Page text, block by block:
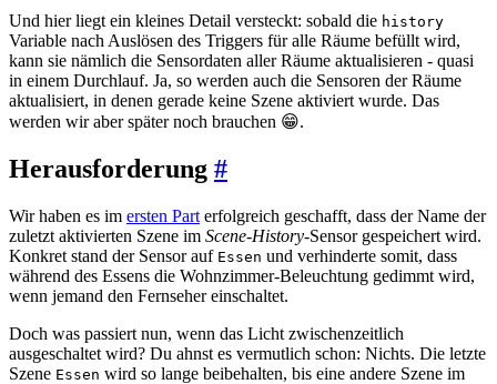
Und hier liegt ein kleines Detail versteckt: sobald die history
Variable nach Auslösen des Triggers für alle Räume befüllt wird,
kann sie nämlich die Sensordaten aller Räume aktualisieren - quasi
in einem Durchlauf. Ja, so werden auch die Sensoren der Räume
aktualisiert, in denen gerade keine Szene aktiviert wurde. Das
werden wir aber später noch brauchen 😁.
Herausforderung #
Wir haben es im ersten Part erfolgreich geschafft, dass der Name der
zuletzt aktivierten Szene im Scene-History-Sensor gespeichert wird.
Konkret stand der Sensor auf Essen und verhinderte somit, dass
während des Essens die Wohnzimmer-Beleuchtung gedimmt wird,
wenn jemand den Fernseher einschaltet.
Doch was passiert nun, wenn das Licht zwischenzeitlich
ausgeschaltet wird? Du ahnst es vermutlich schon: Nichts. Die letzte
Szene Essen wird so lange beibehalten, bis eine andere Szene im